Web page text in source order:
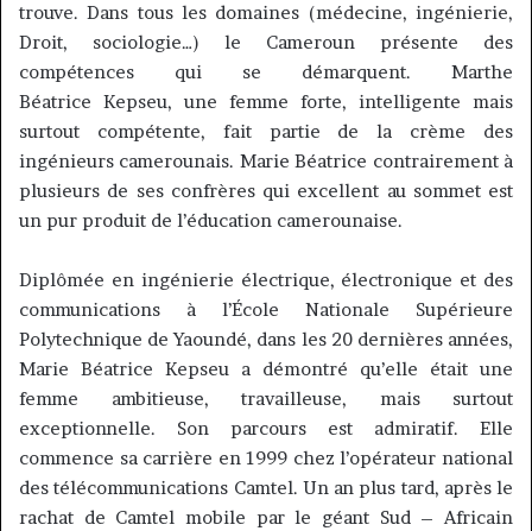
trouve. Dans tous les domaines (médecine, ingénierie,
Droit, sociologie…) le Cameroun présente des
compétences qui se démarquent. Marthe
Béatrice Kepseu, une femme forte, intelligente mais
surtout compétente, fait partie de la crème des
ingénieurs camerounais. Marie Béatrice contrairement à
plusieurs de ses confrères qui excellent au sommet est
un pur produit de l’éducation camerounaise.
Diplômée en ingénierie électrique, électronique et des
communications à l’École Nationale Supérieure
Polytechnique de Yaoundé, dans les 20 dernières années,
Marie Béatrice Kepseu a démontré qu’elle était une
femme ambitieuse, travailleuse, mais surtout
exceptionnelle. Son parcours est admiratif. Elle
commence sa carrière en 1999 chez l’opérateur national
des télécommunications Camtel. Un an plus tard, après le
rachat de Camtel mobile par le géant Sud – Africain